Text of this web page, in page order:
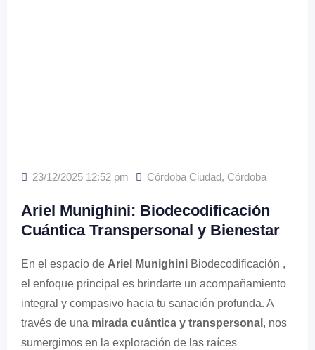
23/12/2025 12:52 pm Córdoba Ciudad, Córdoba
Ariel Munighini: Biodecodificación
Cuántica Transpersonal y Bienestar
En el espacio de Ariel Munighini Biodecodificación ,
el enfoque principal es brindarte un acompañamiento
integral y compasivo hacia tu sanación profunda. A
través de una mirada cuántica y transpersonal , nos
sumergimos en la exploración de las raíces